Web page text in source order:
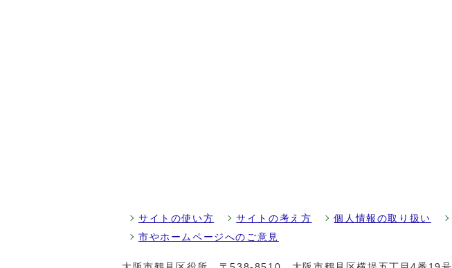
サイトの使い方 サイトの考え方 個人情報の取り扱い
市やホームページへのご意見